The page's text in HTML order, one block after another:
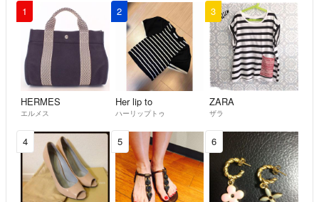
◆特商法：https://fril.jp/ts/official/law/vtr/
◆返品特約：
https://fril.jp/ts/official/law/vtr/#return_policy
◆適格請求書発行事業者登録番号：T4260002013524
1
HERMES
エルメス
2
Her lip to
ハーリップトゥ
3
ZARA
ザラ
4 5 6